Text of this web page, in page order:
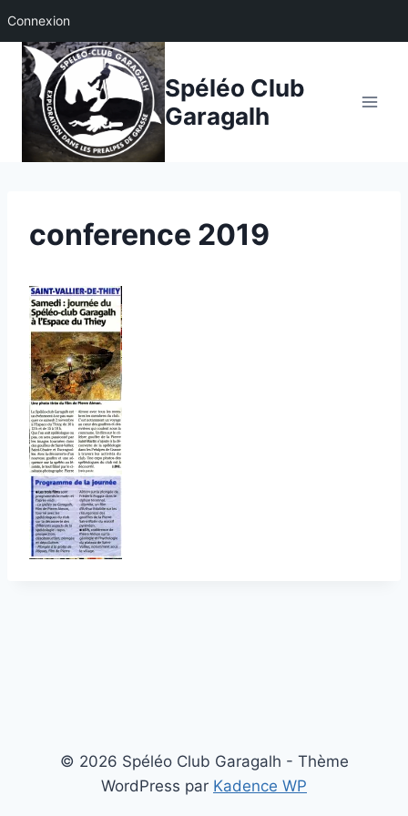
Connexion
Aller
contenu
Spéléo Club
Garagalh
conference 2019
© 2026 Spéléo Club Garagalh - Thème
WordPress par Kadence WP